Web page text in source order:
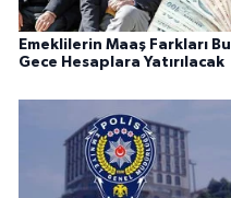
Emeklilerin Maaş Farkları Bu
Gece Hesaplara Yatırılacak